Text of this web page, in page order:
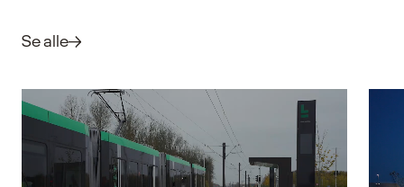
Se alle